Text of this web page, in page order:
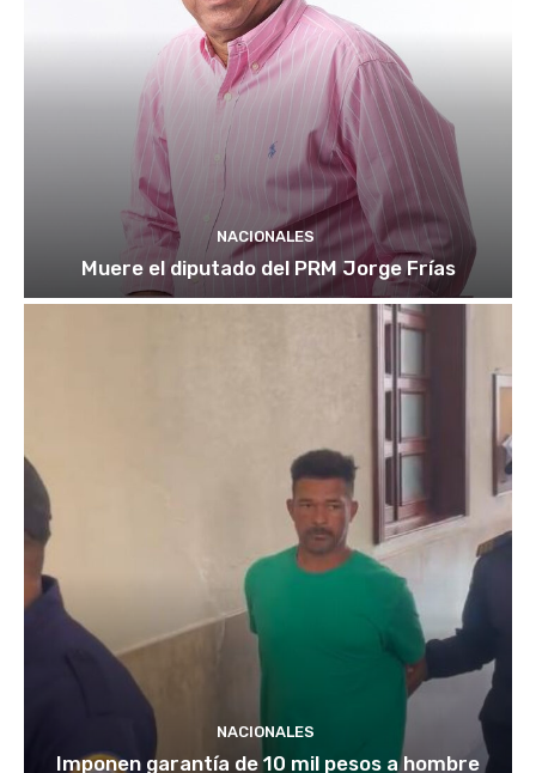
NACIONALES
Muere el diputado del PRM Jorge Frías
NACIONALES
Imponen garantía de 10 mil pesos a hombre